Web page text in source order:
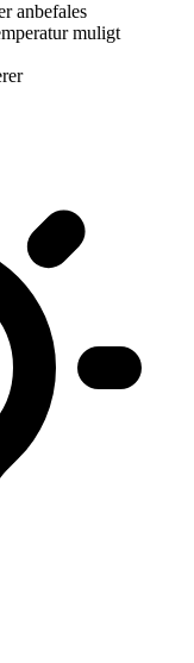
anbefales
muligt